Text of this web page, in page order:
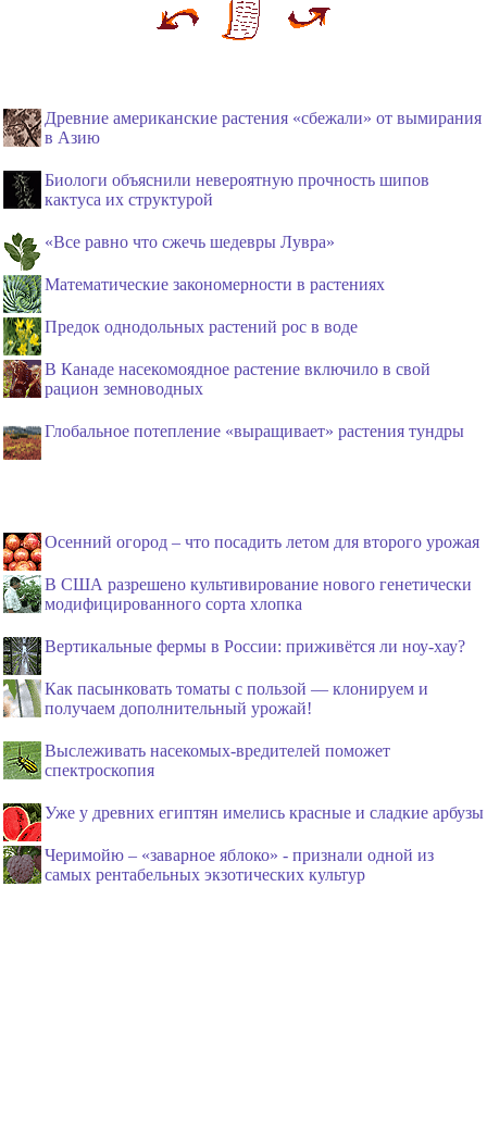
Древние американские растения «сбежали» от вымирания
в Азию
Биологи объяснили невероятную прочность шипов
кактуса их структурой
«Все равно что сжечь шедевры Лувра»
Математические закономерности в растениях
Предок однодольных растений рос в воде
В Канаде насекомоядное растение включило в свой
рацион земноводных
Глобальное потепление «выращивает» растения тундры
Осенний огород – что посадить летом для второго урожая
В США разрешено культивирование нового генетически
модифицированного сорта хлопка
Вертикальные фермы в России: приживётся ли ноу-хау?
Как пасынковать томаты с пользой — клонируем и
получаем дополнительный урожай!
Выслеживать насекомых-вредителей поможет
спектроскопия
Уже у древних египтян имелись красные и сладкие арбузы
Черимойю – «заварное яблоко» - признали одной из
самых рентабельных экзотических культур